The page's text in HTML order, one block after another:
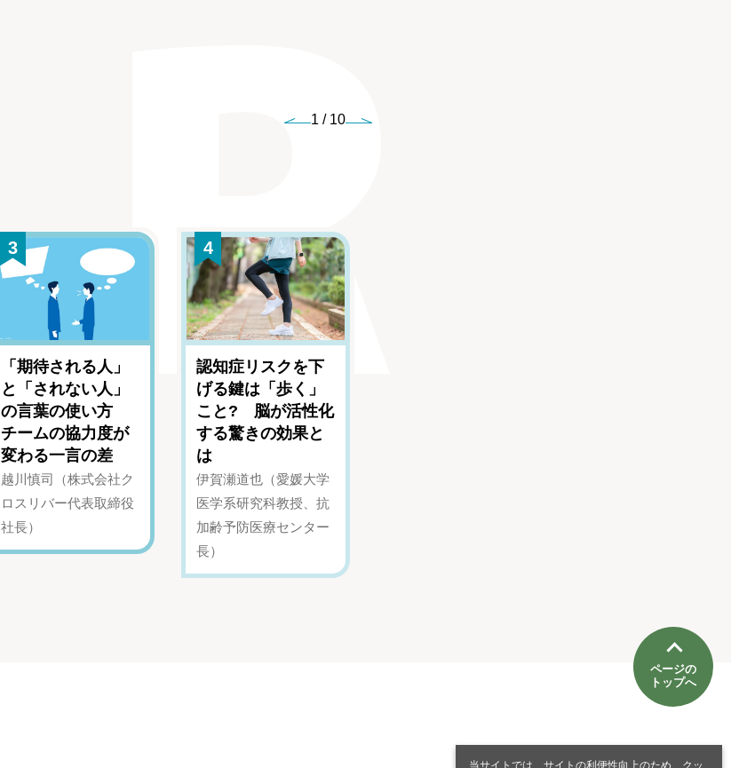
当サイトでは、サイトの利便性向上のため、クッ
1 / 10
3
「期待される人」
と「されない人」
の言葉の使い方
チームの協力度が
変わる一言の差
越川慎司（株式会社ク
ロスリバー代表取締役
社長）
4
認知症リスクを下
げる鍵は「歩く」
こと? 脳が活性化
する驚きの効果と
は
伊賀瀬道也（愛媛大学
医学系研究科教授、抗
加齢予防医療センター
長）
ページの
トップへ